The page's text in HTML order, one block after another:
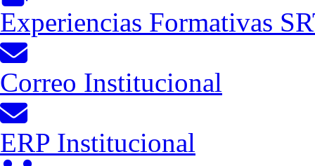
Experiencias Formativas
Correo Institucional
ERP Institucional